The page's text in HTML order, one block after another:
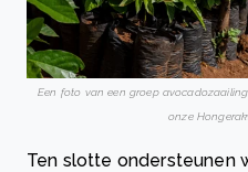
Een foto van een groep
onze
Ten slotte ondersteunen